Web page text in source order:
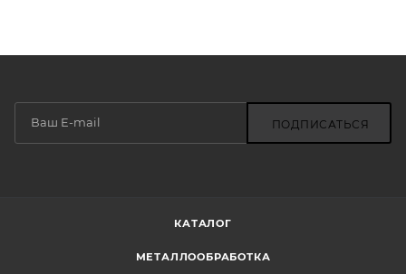
ПОДПИСАТЬСЯ
КАТАЛОГ
МЕТАЛЛООБРАБОТКА